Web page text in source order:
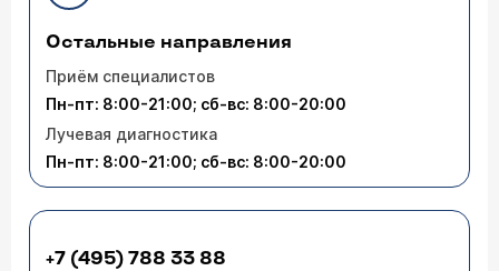
Остальные направления
Приём специалистов
Пн-пт: 8:00-21:00; сб-вс: 8:00-20:00
Лучевая диагностика
Пн-пт: 8:00-21:00; сб-вс: 8:00-20:00
+7 (495) 788 33 88